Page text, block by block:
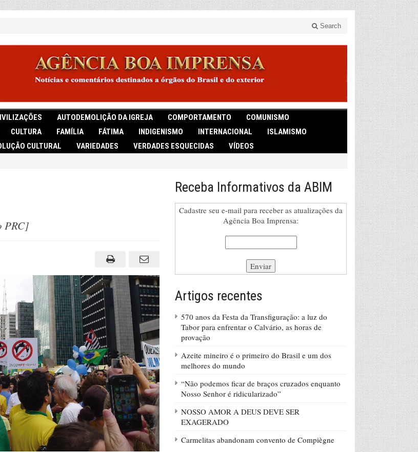
Search
AUTODEMOLIÇÃO DA IGREJA COMPORTAMENTO
COMUNISMO
CULTURA FAMÍLIA FÁTIMA INDIGENISMO INTERNACIONAL
ISLAMISMO
CULTURAL VARIEDADES VERDADES ESQUECIDAS VÍDEOS
PRC]
Receba Informativos da ABIM
Cadastre seu e-mail para receber as atualizações da
Agência Boa Imprensa:
Artigos recentes
570 anos da Festa da Transfiguração: a luz do
Tabor para enfrentar o Calvário, as horas de
provação
Azeite mineiro é o primeiro do Brasil e um dos
melhores do mundo
“Não podemos ficar de braços cruzados enquanto
Nosso Senhor é ridicularizado”
NOSSO AMOR A DEUS DEVE SER
EXAGERADO
Carmelitas abandonam convento de Compiègne